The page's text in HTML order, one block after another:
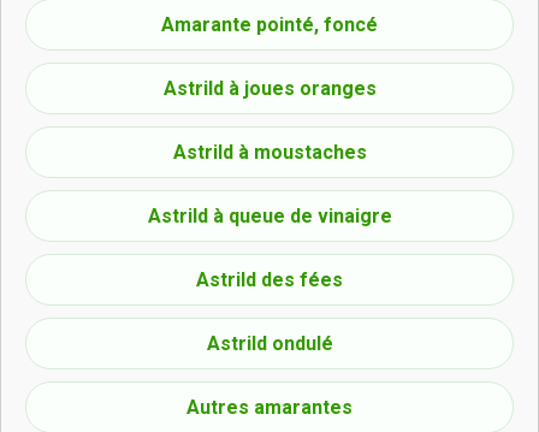
Amarante pointé, foncé
Astrild à joues oranges
Astrild à moustaches
Astrild à queue de vinaigre
Astrild des fées
Astrild ondulé
Autres amarantes